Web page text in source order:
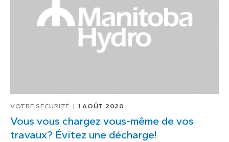
VOTRE SÉCURITÉ 1 AOÛT 2020
Vous vous chargez vous-même de vos
travaux? Évitez une décharge!